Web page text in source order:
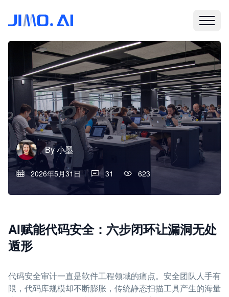
By小墨
2026年5月31日 31 623
AI赋能代码安全：六步闭环让漏洞无处
遁形
代码安全审计一直是软件工程领域的痛点。安全团队人手有
限，代码库规模却不断膨胀，传统静态扫描工具产生的海量